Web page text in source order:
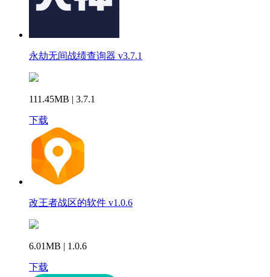
永劫无间战绩查询器 v3.7.1
111.45MB | 3.7.1
下载
改王者战区的软件 v1.0.6
6.01MB | 1.0.6
下载